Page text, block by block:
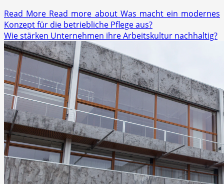
Read More Read more about Was macht ein modernes
Konzept für die betriebliche Pflege aus?
Wie stärken Unternehmen ihre Arbeitskultur nachhaltig?